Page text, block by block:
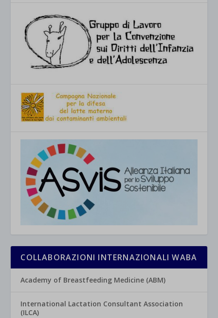
COLLABORAZIONI INTERNAZIONALI WABA
Academy of Breastfeeding Medicine (ABM)
International Lactation Consultant Association
(ILCA)